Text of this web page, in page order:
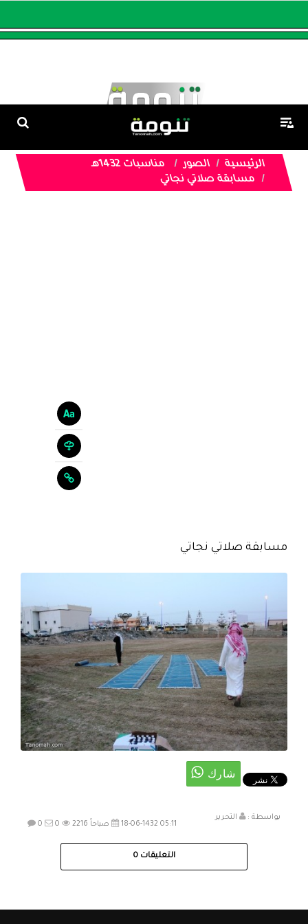
الرئيسية الصور
مناسبات 1432هـ
مسابقة صلاتي نجاتي
مسابقة صلاتي نجاتي
بواسطة :
التحرير
18-06-1432 05:11 صباحاً
0 0 2216
التعليقات 0